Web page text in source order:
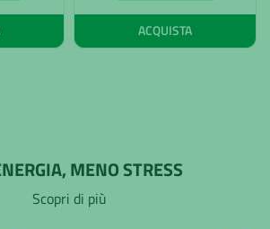
ACQUISTA
MENO STRESS
Scopri di più